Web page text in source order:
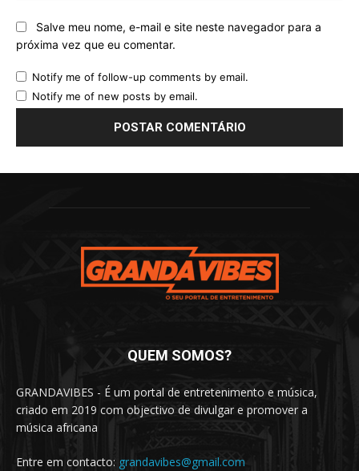
Salve meu nome, e-mail e site neste navegador para a
próxima vez que eu comentar.
Notify me of follow-up comments by email.
Notify me of new posts by email.
QUEM SOMOS?
GRANDAVIBES - É um portal de entretenimento e música,
criado em 2019 com objectivo de divulgar e promover a
música africana
Entre em contacto: grandavibes@gmail.com